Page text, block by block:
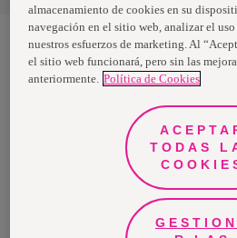
Nosotras, una marca de Essity - una
higiene y salud. Cada día, mil millones
propósito es romper barreras por el
consumidores, pacientes, cuidadores,
general. Vendemos en
principales marcas globales TENA y
como Actimove, Cutimed, JOBST, Knix,
Lotus, Modibodi, Nosotras, Saba,
2024, Essity tuvo ventas de
euros y empleó a 36,000 personas. La
ubicada en Estocolmo, Suecia, y Essity
Más información enwww.essity.com.
almacenamiento de cookies en su
navegación en el sitio web, analizar el
nuestros esfuerzos de marketing. Al
el sitio web funcionará, pero sin las
anteriormente. Política de Cookies
TODAS